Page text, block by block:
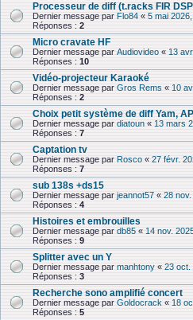
Processeur de diff (t.racks FIR
Dernier message par Flo84 « 5 mai
Réponses : 2
Micro cravate HF
Dernier message par Audiovideo « 13
Réponses : 10
Vidéo-projecteur Karaoké
Dernier message par Gros Rems « 10
Réponses : 2
Choix petit système de diff Yam,
Dernier message par diatoun « 13 mars
Réponses : 7
Captation tv
Dernier message par Rosco « 27 févr.
Réponses : 7
sub 138s +ds15
Dernier message par jeannot57 « 28
Réponses : 4
Histoires et embrouilles
Dernier message par db85 « 14 nov.
Réponses : 9
Splitter avec un Y
Dernier message par manhtony « 23 oct.
Réponses : 3
Recherche sono amplifié concert
Dernier message par Goldocrack « 18
Réponses : 5